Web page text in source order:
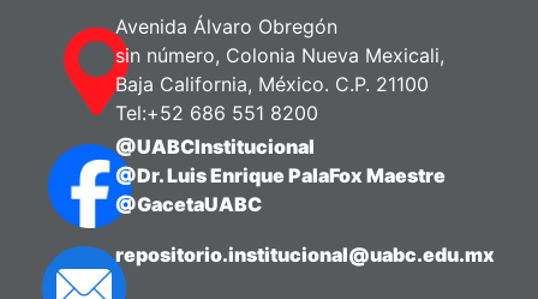
Avenida Álvaro Obregón
sin número, Colonia Nueva Mexicali,
Baja California, México. C.P. 21100
Tel:+52 686 551 8200
@UABCInstitucional
@Dr. Luis Enrique PalaFox Maestre
@GacetaUABC
repositorio.institucional@uabc.edu.mx